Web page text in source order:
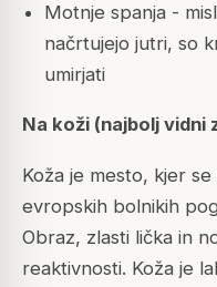
Motnje spanja -
načrtujejo jutri, so
umirjati
Na koži (najbolj vidni
Koža je mesto, kjer
evropskih bolnikih
Obraz, zlasti lička in
reaktivnosti. Koža je